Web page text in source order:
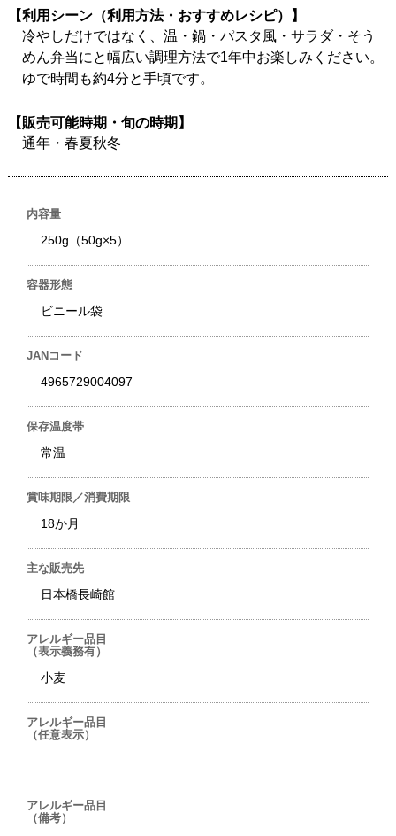
【利用シーン（利用方法・おすすめレシピ）】
冷やしだけではなく、温・鍋・パスタ風・サラダ・そう
めん弁当にと幅広い調理方法で1年中お楽しみください。
ゆで時間も約4分と手頃です。
【販売可能時期・旬の時期】
通年・春夏秋冬
内容量
250g（50g×5）
容器形態
ビニール袋
JANコード
4965729004097
保存温度帯
常温
賞味期限／消費期限
18か月
主な販売先
日本橋長崎館
アレルギー品目
（表示義務有）
小麦
アレルギー品目
（任意表示）
アレルギー品目
（備考）